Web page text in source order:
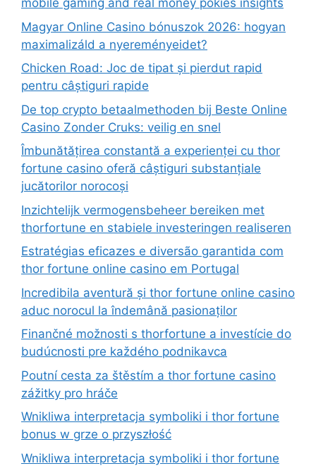
mobile gaming and real money pokies insights
Magyar Online Casino bónuszok 2026: hogyan
maximalizáld a nyereményeidet?
Chicken Road: Joc de tipat și pierdut rapid
pentru câștiguri rapide
De top crypto betaalmethoden bij Beste Online
Casino Zonder Cruks: veilig en snel
Îmbunătățirea constantă a experienței cu thor
fortune casino oferă câștiguri substanțiale
jucătorilor norocoși
Inzichtelijk vermogensbeheer bereiken met
thorfortune en stabiele investeringen realiseren
Estratégias eficazes e diversão garantida com
thor fortune online casino em Portugal
Incredibila aventură și thor fortune online casino
aduc norocul la îndemână pasionaților
Finančné možnosti s thorfortune a investície do
budúcnosti pre každého podnikavca
Poutní cesta za štěstím a thor fortune casino
zážitky pro hráče
Wnikliwa interpretacja symboliki i thor fortune
bonus w grze o przyszłość
Wnikliwa interpretacja symboliki i thor fortune